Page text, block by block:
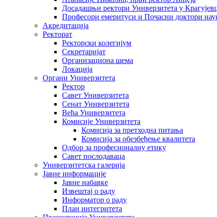
Досадашњи ректори Универзитета у
Професори емеритуси и Почасни доктори
Акредитација
Ректорат
Ректорски колегијум
Секретаријат
Организациона шема
Локација
Органи Универзитета
Ректор
Савет Универзитета
Сенат Универзитета
Већа Универзитета
Комисије Универзитета
Комисија за претходна питања
Комисија за обезбеђење квалитета
Одбор за професионалну етику
Савет послодаваца
Универзитетска галерија
Јавне информације
Јавне набавке
Извештај о раду
Информатор о раду
План интегритета